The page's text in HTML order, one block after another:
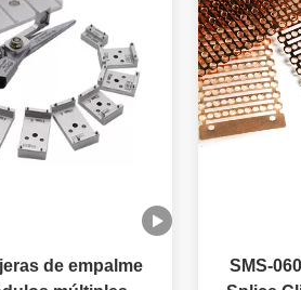
de empalme
SMS-